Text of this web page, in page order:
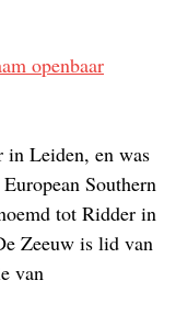
openbaar
in Leiden, en was
Southern
tot Ridder in
Zeeuw is lid van
van